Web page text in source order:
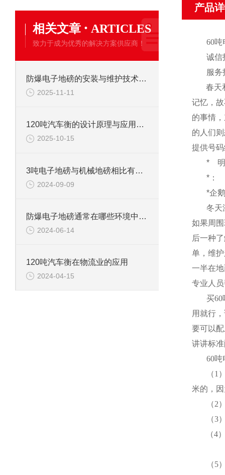
相关文章 · ARTICLES
致力于成为优秀的解决方案供应商！
防爆电子地磅的安装与维护技术要点
2025-11-11
120吨汽车衡的设计原理与应用领域
2025-10-15
3吨电子地磅与机械地磅相比有哪些优势？
2024-09-09
防爆电子地磅通常在哪些环境中使用？
2024-06-14
120吨汽车衡在物流业的应用
2024-04-15
产品
60吨
诚信
服务
春天
记忆，
的事情
的人们
提供号
*
*：
*企
冬天
如果周
后一种
单，维
一半在
专业人
买60
用就行
要可以
讲讲标
60吨
（1
米的，
（2
（3
（4
（5